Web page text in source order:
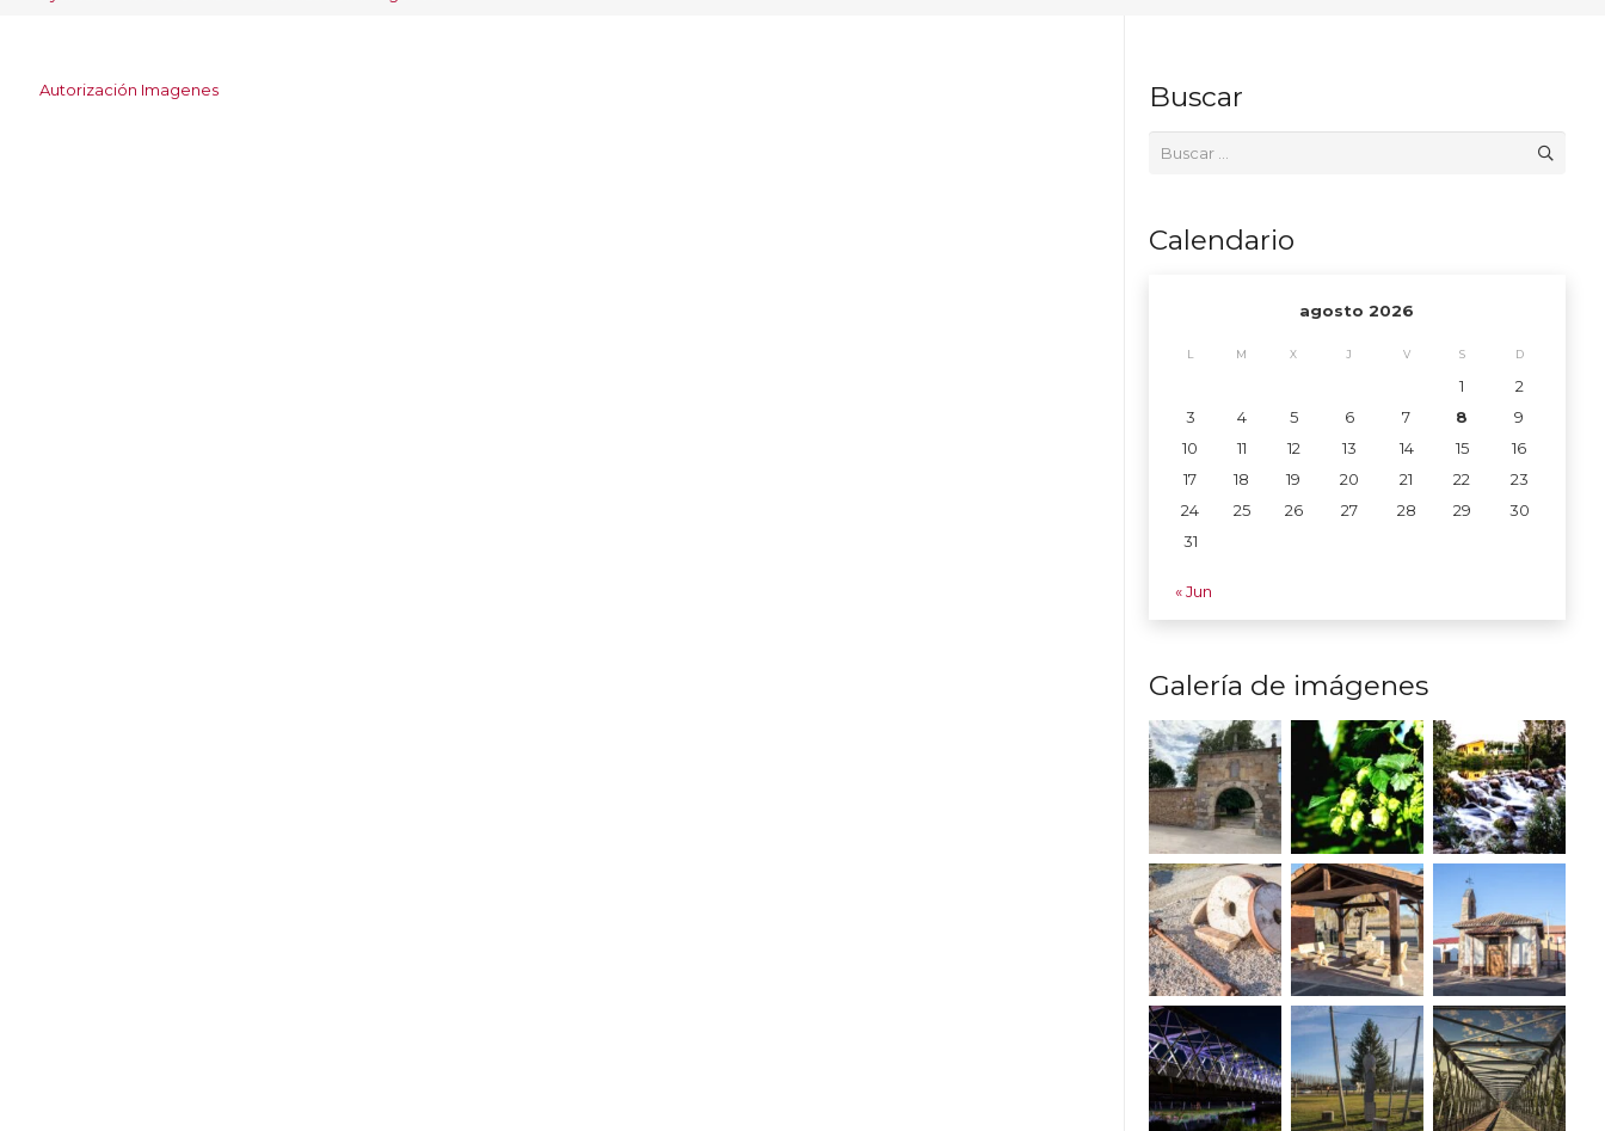
Autorización Imagenes Buscar
Calendario
agosto 2026
L M X J V S D
1
2
3
4 5 6 7 8
9
10
11 12 13 14 15
16
17
18 19 20 21 22
23
24
25 26 27 28 29
30
31
« Jun
Galería de imágenes